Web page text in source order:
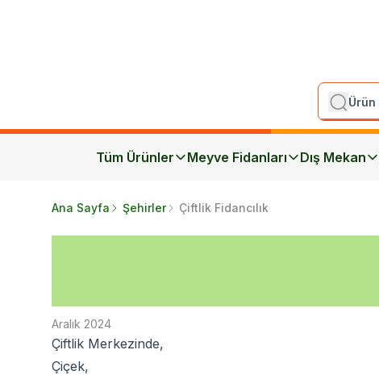
Tüm Ürünler Meyve Fidanları Dış Mekan
Ana Sayfa Şehirler Çiftlik Fidancılık
Aralık 2024
Çiftlik Merkezinde,
Çiçek,